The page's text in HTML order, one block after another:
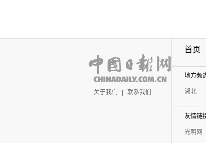
关于我们 | 联系我们
首页
地方频
湖北
友情链
光明网